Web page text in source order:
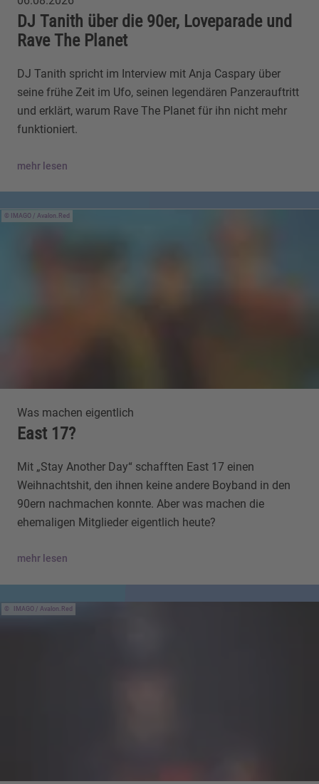
DJ Tanith über die 90er, Loveparade und
Rave The Planet
DJ Tanith spricht im Interview mit Anja Caspary über
seine frühe Zeit im Ufo, seinen legendären Panzerauftritt
und erklärt, warum Rave The Planet für ihn nicht mehr
funktioniert.
mehr lesen
IMAGO / Avalon.Red
Was machen eigentlich
East 17?
Mit „Stay Another Day“ schafften East 17 einen
Weihnachtshit, den ihnen keine andere Boyband in den
90ern nachmachen konnte. Aber was machen die
ehemaligen Mitglieder eigentlich heute?
mehr lesen
IMAGO / Avalon.Red